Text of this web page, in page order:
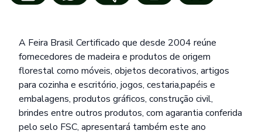
A Feira Brasil Certificado que desde 2004 reúne
fornecedores de madeira e produtos de origem
florestal como móveis, objetos decorativos, artigos
para cozinha e escritório, jogos, cestaria,papéis e
embalagens, produtos gráficos, construção civil,
brindes entre outros produtos, com agarantia conferida
pelo selo FSC, apresentará também este ano